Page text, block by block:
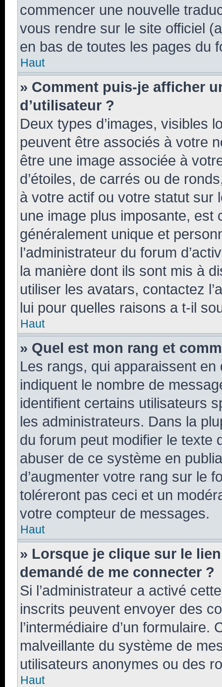
commencer une nouvelle
vous rendre sur le site officiel
en bas de toutes les pages du
Haut
» Comment puis-je afficher
d’utilisateur ?
Deux types d’images, visibles
peuvent être associés à votre
être une image associée à
d’étoiles, de carrés ou de
à votre actif ou votre statut sur
une image plus imposante, est
généralement unique et
l’administrateur du forum
la manière dont ils sont mis à
utiliser les avatars, contactez
lui pour quelles raisons a t-il
Haut
» Quel est mon rang et
Les rangs, qui apparaissent en
indiquent le nombre de
identifient certains utilisateurs
les administrateurs. Dans la
du forum peut modifier le texte
abuser de ce système en
d’augmenter votre rang sur le
toléreront pas ceci et un
votre compteur de messages.
Haut
» Lorsque je clique sur le
demandé de me connecter ?
Si l’administrateur a activé
inscrits peuvent envoyer des
l’intermédiaire d’un
malveillante du système de
utilisateurs anonymes ou des
Haut